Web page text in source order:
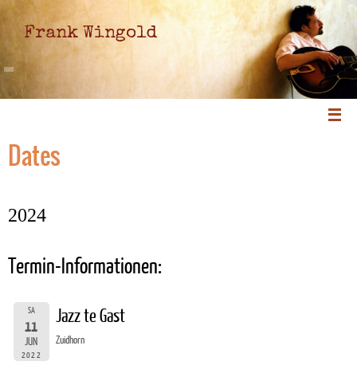
Frank Wingold
Dates
2024
Termin-Informationen:
SA
11
JUN
2022
Jazz te Gast
Zuidhorn